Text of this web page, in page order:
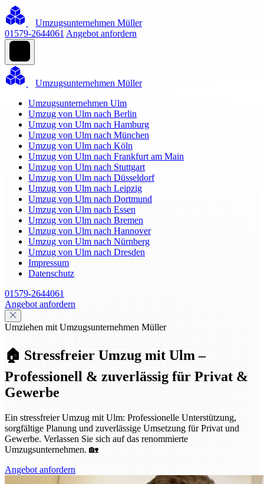
Umzugsunternehmen Müller
01579-2644061 Angebot anfordern
Umzugsunternehmen Müller
Umzugsunternehmen Ulm
Umzug von Ulm nach Berlin
Umzug von Ulm nach Hamburg
Umzug von Ulm nach München
Umzug von Ulm nach Köln
Umzug von Ulm nach Frankfurt am Main
Umzug von Ulm nach Stuttgart
Umzug von Ulm nach Düsseldorf
Umzug von Ulm nach Leipzig
Umzug von Ulm nach Dortmund
Umzug von Ulm nach Essen
Umzug von Ulm nach Bremen
Umzug von Ulm nach Hannover
Umzug von Ulm nach Nürnberg
Umzug von Ulm nach Dresden
Impressum
Datenschutz
01579-2644061
Angebot anfordern
Umziehen mit Umzugsunternehmen Müller
🏠 Stressfreier Umzug mit Ulm –
Professionell & zuverlässig für Privat &
Gewerbe
Ein stressfreier Umzug mit Ulm: Professionelle Unterstützung,
sorgfältige Planung und zuverlässige Umsetzung für Privat und
Gewerbe. Verlassen Sie sich auf das renommierte
Umzugsunternehmen. 🏡
Angebot anfordern